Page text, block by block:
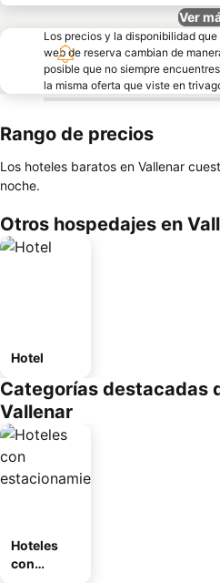
Ver
Los precios y la disponibilidad
web de reserva cambian de
posible que no siempre
la misma oferta que viste en
Rango de precios
Los hoteles baratos en Vallenar
noche.
Otros hospedajes en
Hotel
Categorías destacadas
Vallenar
Hoteles
con